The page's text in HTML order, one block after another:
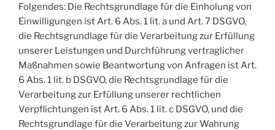
Folgendes: Die Rechtsgrundlage für die Einholung von
Einwilligungen ist Art. 6 Abs. 1 lit. a und Art. 7 DSGVO,
die Rechtsgrundlage für die Verarbeitung zur Erfüllung
unserer Leistungen und Durchführung vertraglicher
Maßnahmen sowie Beantwortung von Anfragen ist Art.
6 Abs. 1 lit. b DSGVO, die Rechtsgrundlage für die
Verarbeitung zur Erfüllung unserer rechtlichen
Verpflichtungen ist Art. 6 Abs. 1 lit. c DSGVO, und die
Rechtsgrundlage für die Verarbeitung zur Wahrung